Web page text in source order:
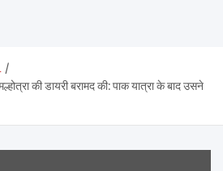
​​की डायरी बरामद की: पाक यात्रा के बाद उसने